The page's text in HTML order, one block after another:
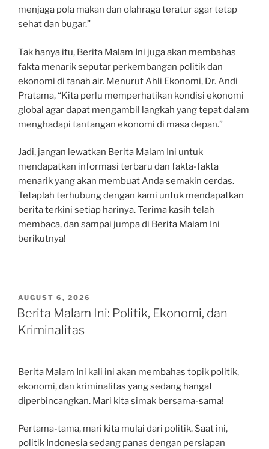
menjaga pola makan dan olahraga teratur agar tetap
sehat dan bugar.”
Tak hanya itu, Berita Malam Ini juga akan membahas
fakta menarik seputar perkembangan politik dan
ekonomi di tanah air. Menurut Ahli Ekonomi, Dr. Andi
Pratama, “Kita perlu memperhatikan kondisi ekonomi
global agar dapat mengambil langkah yang tepat dalam
menghadapi tantangan ekonomi di masa depan.”
Jadi, jangan lewatkan Berita Malam Ini untuk
mendapatkan informasi terbaru dan fakta-fakta
menarik yang akan membuat Anda semakin cerdas.
Tetaplah terhubung dengan kami untuk mendapatkan
berita terkini setiap harinya. Terima kasih telah
membaca, dan sampai jumpa di Berita Malam Ini
berikutnya!
POSTED
ON
AUGUST 6, 2026
Berita Malam Ini: Politik, Ekonomi, dan
Kriminalitas
Berita Malam Ini kali ini akan membahas topik politik,
ekonomi, dan kriminalitas yang sedang hangat
diperbincangkan. Mari kita simak bersama-sama!
Pertama-tama, mari kita mulai dari politik. Saat ini,
politik Indonesia sedang panas dengan persiapan